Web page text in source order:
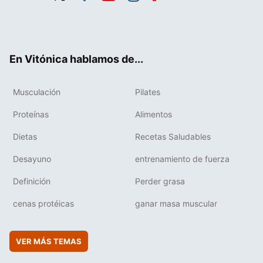
En Vitónica hablamos de...
Musculación Pilates
Proteínas Alimentos
Dietas Recetas Saludables
Desayuno entrenamiento de fuerza
Definición Perder grasa
cenas protéicas ganar masa muscular
VER MÁS TEMAS